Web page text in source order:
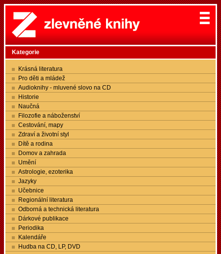
Kategorie
Krásná literatura
Pro děti a mládež
Audioknihy - mluvené slovo na CD
Historie
Naučná
Filozofie a náboženství
Cestování, mapy
Zdraví a životní styl
Dítě a rodina
Domov a zahrada
Umění
Astrologie, ezoterika
Jazyky
Učebnice
Regionální literatura
Odborná a technická literatura
Dárkové publikace
Periodika
Kalendáře
Hudba na CD, LP, DVD